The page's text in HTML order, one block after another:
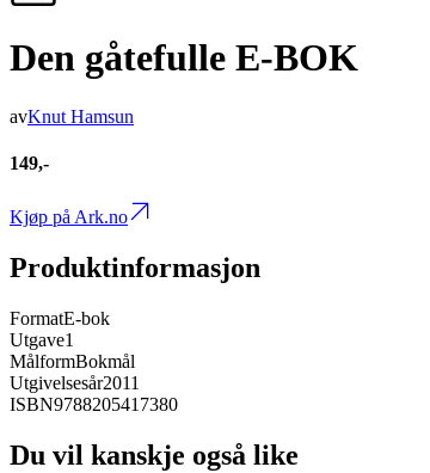
Den gåtefulle E-BOK
avKnut Hamsun
149,-
Kjøp på Ark.no
Produktinformasjon
FormatE-bok
Utgave1
MålformBokmål
Utgivelsesår2011
ISBN9788205417380
Du vil kanskje også like